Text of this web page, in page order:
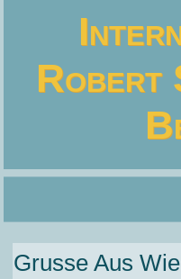
Robert
Grusse Aus